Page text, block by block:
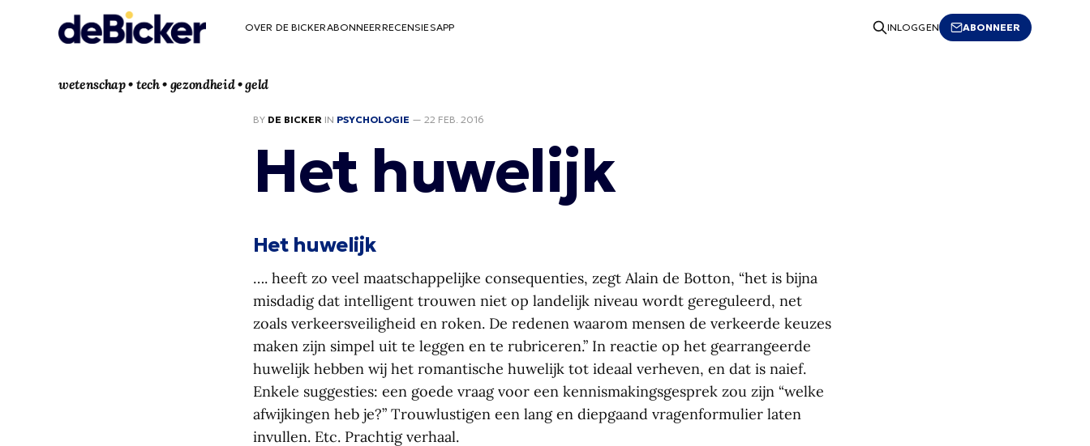
OVER DE BICKERABONNEERRECENSIESAPP INLOGGEN ABONNEER
wetenschap • tech • gezondheid • geld
BY DE BICKER IN PSYCHOLOGIE — 22 FEB. 2016
Het huwelijk
Het huwelijk
…. heeft zo veel maatschappelijke consequenties, zegt Alain de Botton, “het is bijna
misdadig dat intelligent trouwen niet op landelijk niveau wordt gereguleerd, net
zoals verkeersveiligheid en roken. De redenen waarom mensen de verkeerde keuzes
maken zijn simpel uit te leggen en te rubriceren.” In reactie op het gearrangeerde
huwelijk hebben wij het romantische huwelijk tot ideaal verheven, en dat is naief.
Enkele suggesties: een goede vraag voor een kennismakingsgesprek zou zijn “welke
afwijkingen heb je?” Trouwlustigen een lang en diepgaand vragenformulier laten
invullen. Etc. Prachtig verhaal.